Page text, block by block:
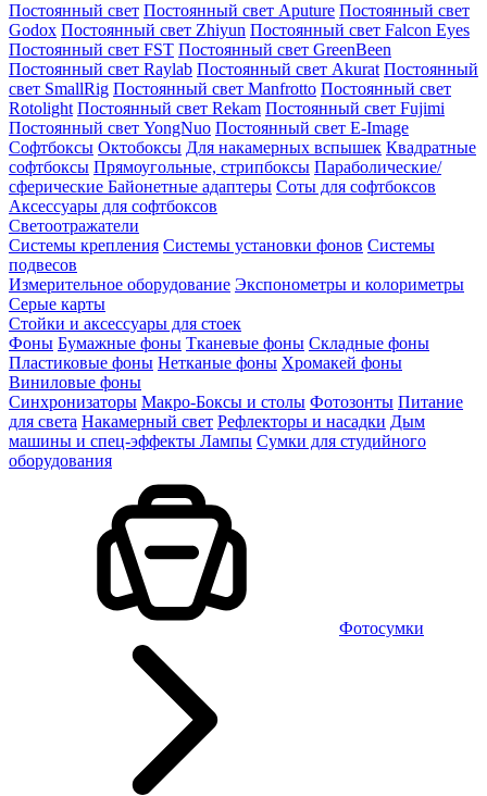
Постоянный свет Постоянный свет Aputure Постоянный свет
Godox Постоянный свет Zhiyun Постоянный свет Falcon Eyes
Постоянный свет FST Постоянный свет GreenBeen
Постоянный свет Raylab Постоянный свет Akurat Постоянный
свет SmallRig Постоянный свет Manfrotto Постоянный свет
Rotolight Постоянный свет Rekam Постоянный свет Fujimi
Постоянный свет YongNuo Постоянный свет E-Image
Софтбоксы Октобоксы Для накамерных вспышек Квадратные
софтбоксы Прямоугольные, стрипбоксы Параболические/
сферические Байонетныe адаптеры Соты для софтбоксов
Аксессуары для софтбоксов
Светоотражатели
Системы крепления Системы установки фонов Системы
подвесов
Измерительное оборудование Экспонометры и колориметры
Серые карты
Стойки и аксессуары для стоек
Фоны Бумажные фоны Тканевые фоны Складные фоны
Пластиковые фоны Нетканые фоны Хромакей фоны
Виниловые фоны
Синхронизаторы Макро-Боксы и столы Фотозонты Питание
для света Накамерный свет Рефлекторы и насадки Дым
машины и спец-эффекты Лампы Сумки для студийного
оборудования
Фотосумки